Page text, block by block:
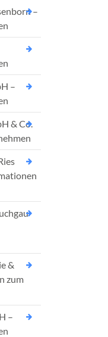
–
–
& Co.
&
zum
–